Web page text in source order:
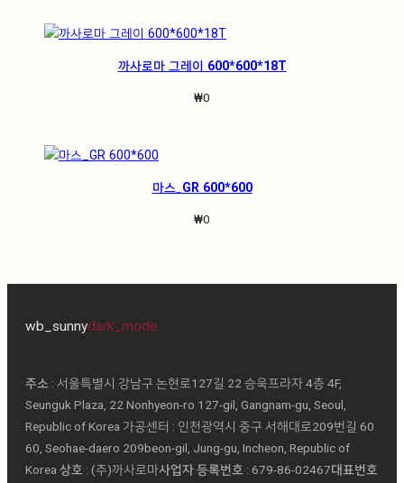
까사로마 그레이 600*600*18T
₩0
마스_GR 600*600
₩0
wb_sunnydark_mode
주소 : 서울특별시 강남구 논현로127길 22 승욱프라자 4층 4F,
Seunguk Plaza, 22 Nonhyeon-ro 127-gil, Gangnam-gu, Seoul,
Republic of Korea 가공센터 : 인천광역시 중구 서해대로209번길 60
60, Seohae-daero 209beon-gil, Jung-gu, Incheon, Republic of
Korea상호 : (주)까사로마ㅤ사업자 등록번호 : 679-86-02467ㅤ대표번호